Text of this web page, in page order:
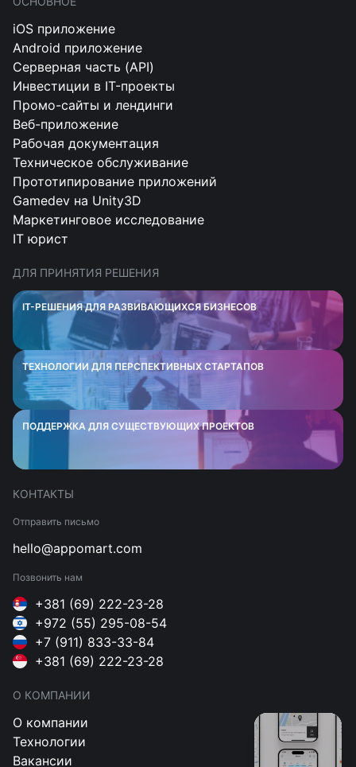
iOS приложение
Android приложение
Серверная часть (API)
Инвестиции в IT-проекты
Промо-сайты и лендинги
Веб-приложение
Рабочая документация
Техническое обслуживание
Прототипирование приложений
Gamedev на Unity3D
Маркетинговое исследование
IT юрист
ДЛЯ ПРИНЯТИЯ РЕШЕНИЯ
IT-РЕШЕНИЯ ДЛЯ РАЗВИВАЮЩИХСЯ БИЗНЕСОВ
ТЕХНОЛОГИИ ДЛЯ ПЕРСПЕКТИВНЫХ СТАРТАПОВ
ПОДДЕРЖКА ДЛЯ СУЩЕСТВУЮЩИХ ПРОЕКТОВ
КОНТАКТЫ
Отправить письмо
hello@appomart.com
Позвонить нам
+381 (69) 222-23-28
+972 (55) 295-08-54
+7 (911) 833-33-84
+381 (69) 222-23-28
О КОМПАНИИ
О компании
Технологии
Вакансии